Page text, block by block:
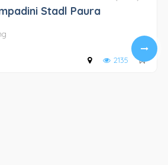
Stadl Paura
2135